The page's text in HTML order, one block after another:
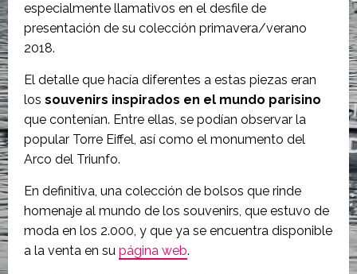
especialmente llamativos en el desfile de
presentación de su colección primavera/verano
2018.
El detalle que hacía diferentes a estas piezas eran
los souvenirs inspirados en el mundo parisino
que contenían. Entre ellas, se podían observar la
popular Torre Eiffel, así como el monumento del
Arco del Triunfo.
En definitiva, una colección de bolsos que rinde
homenaje al mundo de los souvenirs, que estuvo de
moda en los 2.000, y que ya se encuentra disponible
a la venta en su página web.